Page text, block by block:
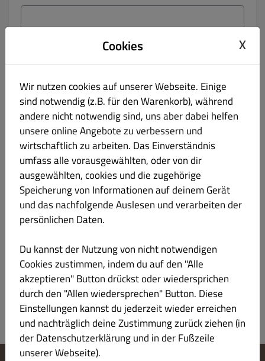
Telefon
Keine
Haltet mich per E-Mail über Angebote auf dem Laufenden.
Indem Sie auf „Registrieren“ klicken, erklären Sie sich mit
den
Allgemeinen Geschäftsbedingungen undder
Datenschutzrichtliniedieser Website einverstanden.
Anmeldung
Cookies X
Wir nutzen cookies auf unserer Webseite. Einige
sind notwendig (z.B. für den Warenkorb), während
andere nicht notwendig sind, uns aber dabei helfen
unsere online Angebote zu verbessern und
wirtschaftlich zu arbeiten. Das Einverständnis
umfass alle vorausgewählten, oder von dir
ausgewählten, cookies und die zugehörige
Speicherung von Informationen auf deinem Gerät
und das nachfolgende Auslesen und verarbeiten der
persönlichen Daten.
Du kannst der Nutzung von nicht notwendigen
Cookies zustimmen, indem du auf den "Alle
akzeptieren" Button drückst oder wiedersprichen
durch den "Allen wiedersprechen" Button. Diese
Einstellungen kannst du jederzeit wieder erreichen
und nachträglich deine Zustimmung zurück ziehen (in
der Datenschutzerklärung und in der Fußzeile
unserer Webseite).